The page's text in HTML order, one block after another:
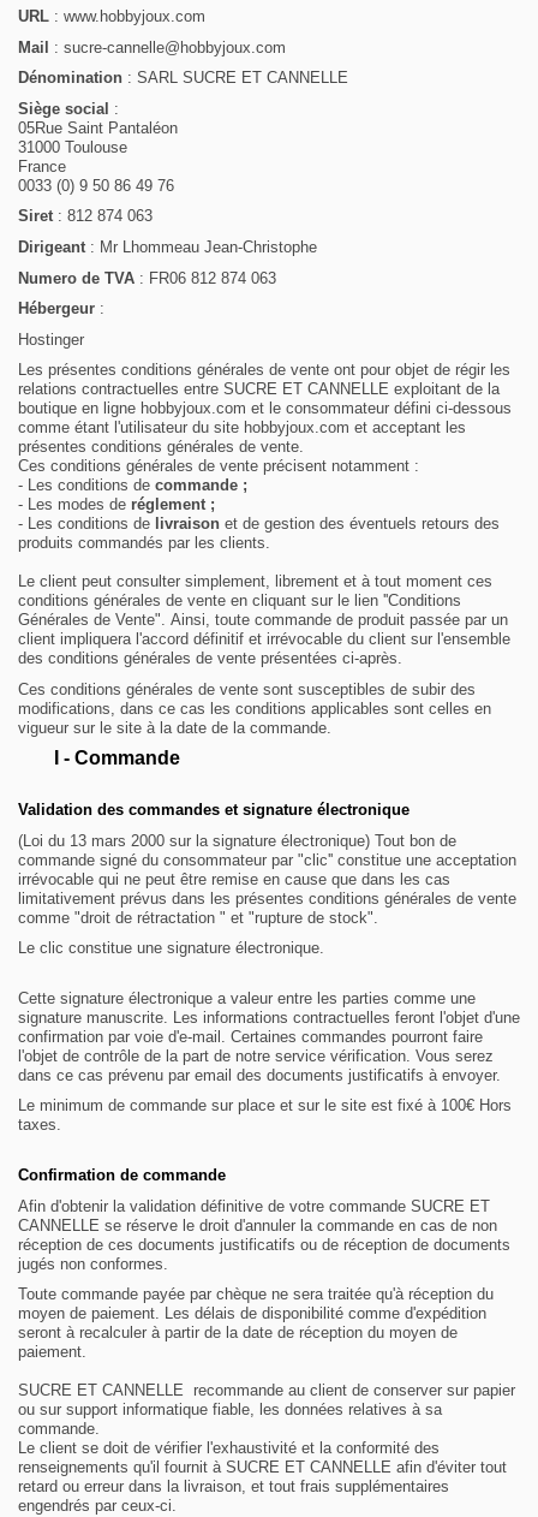
URL : www.hobbyjoux.com
Mail : sucre-cannelle@hobbyjoux.com
Dénomination : SARL SUCRE ET CANNELLE
Siège social :
05Rue Saint Pantaléon
31000 Toulouse
France
0033 (0) 9 50 86 49 76
Siret : 812 874 063
Dirigeant : Mr Lhommeau Jean-Christophe
Numero de TVA : FR06 812 874 063
Hébergeur :
Hostinger
Les présentes conditions générales de vente ont pour objet de régir les
relations contractuelles entre SUCRE ET CANNELLE exploitant de la
boutique en ligne hobbyjoux.com et le consommateur défini ci-dessous
comme étant l'utilisateur du site hobbyjoux.com et acceptant les
présentes conditions générales de vente.
Ces conditions générales de vente précisent notamment :
- Les conditions de commande ;
- Les modes de réglement ;
- Les conditions de livraison et de gestion des éventuels retours des
produits commandés par les clients.
Le client peut consulter simplement, librement et à tout moment ces
conditions générales de vente en cliquant sur le lien ''Conditions
Générales de Vente". Ainsi, toute commande de produit passée par un
client impliquera l'accord définitif et irrévocable du client sur l'ensemble
des conditions générales de vente présentées ci-après.
Ces conditions générales de vente sont susceptibles de subir des
modifications, dans ce cas les conditions applicables sont celles en
vigueur sur le site à la date de la commande.
I - Commande
Validation des commandes et signature électronique
(Loi du 13 mars 2000 sur la signature électronique) Tout bon de
commande signé du consommateur par "clic'' constitue une acceptation
irrévocable qui ne peut être remise en cause que dans les cas
limitativement prévus dans les présentes conditions générales de vente
comme "droit de rétractation " et "rupture de stock".
Le clic constitue une signature électronique.
Cette signature électronique a valeur entre les parties comme une
signature manuscrite.
Les informations contractuelles feront l'objet d'une
confirmation par voie d'e-mail. Certaines commandes pourront faire
l'objet de contrôle de la part de notre service vérification. Vous serez
dans ce cas prévenu par email des documents justificatifs à envoyer.
Le minimum de commande sur place et sur le site est fixé à 100€ Hors
taxes.
Confirmation de commande
Afin d'obtenir la validation définitive de votre commande SUCRE ET
CANNELLE se réserve le droit d'annuler la commande en cas de non
réception de ces documents justificatifs ou de réception de documents
jugés non conformes.
Toute commande payée par chèque ne sera traitée qu'à réception du
moyen de paiement. Les délais de disponibilité comme d'expédition
seront à recalculer à partir de la date de réception du moyen de
paiement.
SUCRE ET CANNELLE recommande au client de conserver sur papier
ou sur support informatique fiable, les données relatives à sa
commande.
Le client se doit de vérifier l'exhaustivité et la conformité des
renseignements qu'il fournit à SUCRE ET CANNELLE afin d'éviter tout
retard ou erreur dans la livraison, et tout frais supplémentaires
engendrés par ceux-ci.